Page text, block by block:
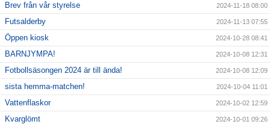
Brev från vår styrelse 2024-11-18 08:00
Futsalderby 2024-11-13 07:55
Öppen kiosk 2024-10-28 08:41
BARNJYMPA! 2024-10-08 12:31
Fotbollsäsongen 2024 är till ända! 2024-10-08 12:09
sista hemma-matchen! 2024-10-04 11:01
Vattenflaskor 2024-10-02 12:59
Kvarglömt 2024-10-01 09:26